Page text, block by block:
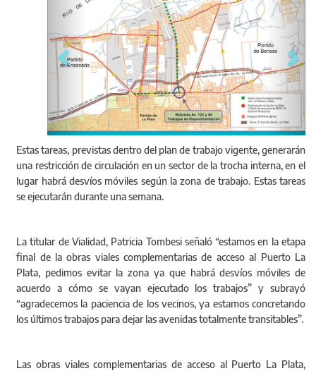
Estas tareas, previstas dentro del plan de trabajo vigente, generarán
una restricción de circulación en un sector de la trocha interna, en el
lugar habrá desvíos móviles según la zona de trabajo. Estas tareas
se ejecutarán durante una semana.
La titular de Vialidad, Patricia Tombesi señaló “estamos en la etapa
final de la obras viales complementarias de acceso al Puerto La
Plata, pedimos evitar la zona ya que habrá desvíos móviles de
acuerdo a cómo se vayan ejecutado los trabajos” y subrayó
“agradecemos la paciencia de los vecinos, ya estamos concretando
los últimos trabajos para dejar las avenidas totalmente transitables”.
Las obras viales complementarias de acceso al Puerto La Plata,